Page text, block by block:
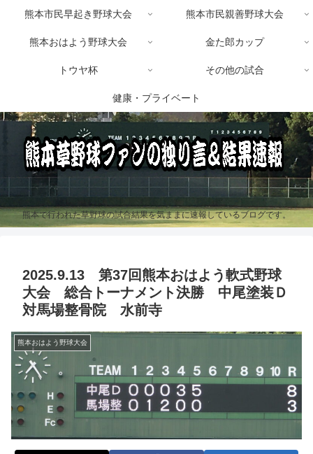
熊本で行われた草野球の試合結果を気ままに速報しているブログです。
熊本市民早起き野球大会 熊本市民親善野球大会
熊本おはよう野球大会 金た郎カップ
トウヤ杯 その他の試合
健康・プライベート
2025.9.13 第37回熊本おはよう軟式野球
大会 総合トーナメント決勝 中尾塗装Ｄ
対馬場整骨院 水前寺
熊本おはよう野球大会